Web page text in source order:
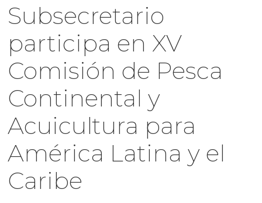
Subsecretario
participa en XV
Comisión de Pesca
Continental y
Acuicultura para
América Latina y el
Caribe